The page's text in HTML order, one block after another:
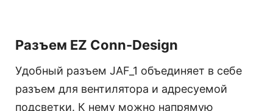
Разъем EZ Conn-Design
Удобный разъем JAF_1 объединяет в себе
разъем для вентилятора и адресуемой
подсветки. К нему можно напрямую